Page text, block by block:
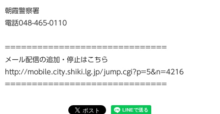
朝霞警察署
電話048-465-0110
==============================
メール配信の追加・停止はこちら
http://mobile.city.shiki.lg.jp/jump.cgi?p=5&n=4216
==============================